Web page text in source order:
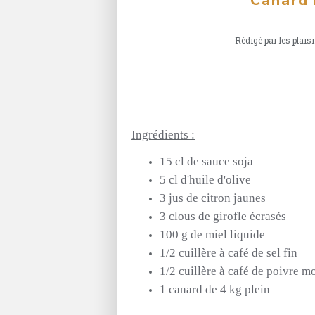
Rédigé par les
Ingrédients :
15 cl de sauce soja
5 cl d'huile d'olive
3 jus de citron jaunes
3 clous de girofle écrasés
100 g de miel liquide
1/2 cuillère à café de sel fin
1/2 cuillère à café de poivre
1 canard de 4 kg plein